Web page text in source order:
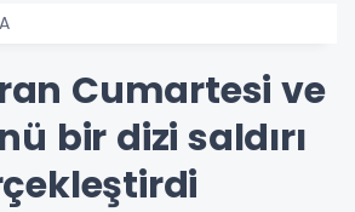
Cumartesi ve
bir dizi saldırı